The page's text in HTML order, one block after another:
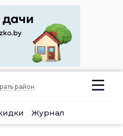
район
Журнал